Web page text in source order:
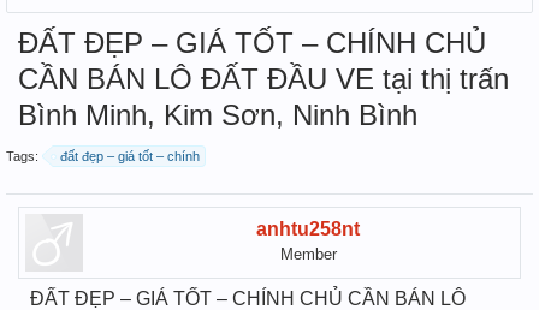
ĐẤT ĐẸP – GIÁ TỐT – CHÍNH CHỦ
CẦN BÁN LÔ ĐẤT ĐẦU VE tại thị trấn
Bình Minh, Kim Sơn, Ninh Bình
Tags: đất đẹp – giá tốt – chính
anhtu258nt
Member
ĐẤT ĐẸP – GIÁ TỐT – CHÍNH CHỦ CẦN BÁN LÔ